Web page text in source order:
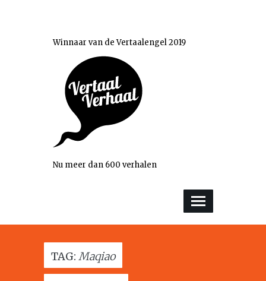
Winnaar van de Vertaalengel 2019
Nu meer dan 600 verhalen
TAG: Maqiao